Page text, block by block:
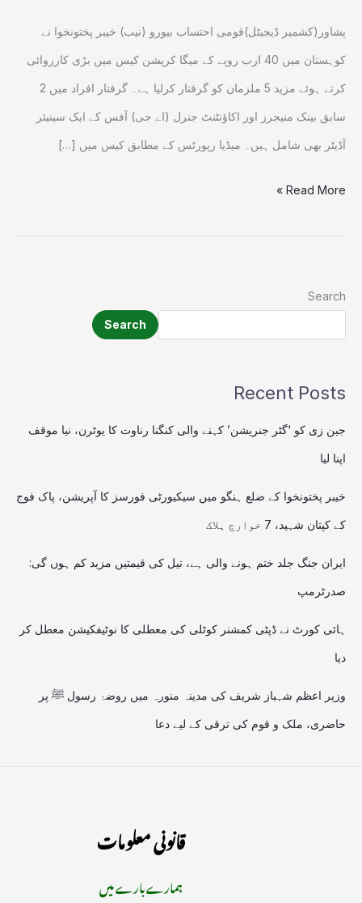
پشاور(کشمیر ڈیجیٹل)قومی احتساب بیورو (نیب) خیبر پختونخوا نے
کوہستان میں 40 ارب روپے کے میگا کرپشن کیس میں بڑی کارروائی
کرتے ہوئے مزید 5 ملزمان کو گرفتار کرلیا ہے۔ گرفتار افراد میں 2
سابق بینک منیجرز اور اکاؤنٹنٹ جنرل (اے جی) آفس کے ایک سینیئر
آڈیٹر بھی شامل ہیں۔ میڈیا رپورٹس کے مطابق کیس میں […]
Read More »
Search
Search
Recent Posts
جین زی کو ‘گٹر جنریشن’ کہنے والی کنگنا رناوت کا یوٹرن، نیا موقف
اپنا لیا
خیبر پختونخوا کے ضلع ہنگو میں سیکیورٹی فورسز کا آپریشن، پاک فوج
کے کپتان شہید، 7 خوارج ہلاک
ایران جنگ جلد ختم ہونے والی ہے، تیل کی قیمتیں مزید کم ہوں گی:
صدرٹرمپ
ہائی کورٹ نے ڈپٹی کمشنر کوٹلی کی معطلی کا نوٹیفکیشن معطل کر
دیا
وزیر اعظم شہباز شریف کی مدینہ منورہ میں روضۂ رسول ﷺ پر
حاضری، ملک و قوم کی ترقی کے لیے دعا
قانونی معلومات
ہمارے بارے میں